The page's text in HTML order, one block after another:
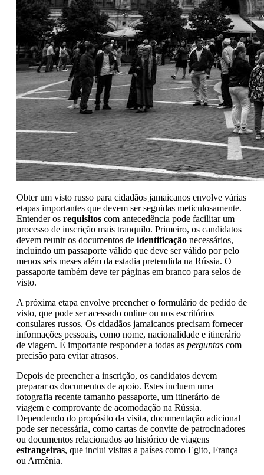
Obter um visto russo para cidadãos jamaicanos envolve várias
etapas importantes que devem ser seguidas meticulosamente.
Entender os requisitos com antecedência pode facilitar um
processo de inscrição mais tranquilo. Primeiro, os candidatos
devem reunir os documentos de identificação necessários,
incluindo um passaporte válido que deve ser válido por pelo
menos seis meses além da estadia pretendida na Rússia. O
passaporte também deve ter páginas em branco para selos de
visto.
A próxima etapa envolve preencher o formulário de pedido de
visto, que pode ser acessado online ou nos escritórios
consulares russos. Os cidadãos jamaicanos precisam fornecer
informações pessoais, como nome, nacionalidade e itinerário
de viagem. É importante responder a todas as perguntas com
precisão para evitar atrasos.
Depois de preencher a inscrição, os candidatos devem
preparar os documentos de apoio. Estes incluem uma
fotografia recente tamanho passaporte, um itinerário de
viagem e comprovante de acomodação na Rússia.
Dependendo do propósito da visita, documentação adicional
pode ser necessária, como cartas de convite de patrocinadores
ou documentos relacionados ao histórico de viagens
estrangeiras, que inclui visitas a países como Egito, França
ou Armênia.